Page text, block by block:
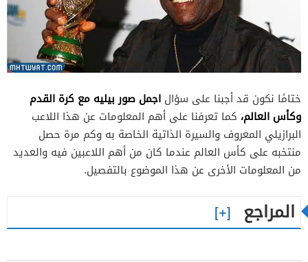
ختامًا نكون قد أجبنا على سؤال اجمل صور بيليه مع كرة القدم
وكأس العالم، كما تعرفنا على أهم المعلومات عن هذا اللاعب
البرازيلي المعروف والسيرة الذاتية الخاصة به وكم مرة حصل
منتخبه على كأس العالم عندما كان من أهم اللاعبين فيه والعديد
من المعلومات الأخرى عن هذا الموضوع بالتفصيل.
المراجع